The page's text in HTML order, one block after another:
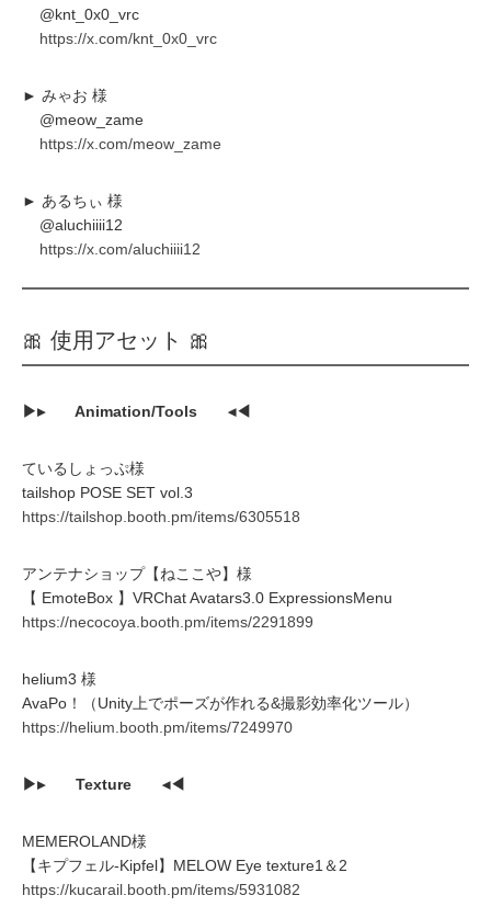
@knt_0x0_vrc
https://x.com/knt_0x0_vrc
► みゃお 様
@meow_zame
https://x.com/meow_zame
► あるちぃ 様
@aluchiiii12
https://x.com/aluchiiii12
🎀 使用アセット 🎀
▶▸ Animation/Tools ◂◀
ているしょっぷ様
tailshop POSE SET vol.3
https://tailshop.booth.pm/items/6305518
アンテナショップ【ねここや】様
【 EmoteBox 】VRChat Avatars3.0 ExpressionsMenu
https://necocoya.booth.pm/items/2291899
helium3 様
AvaPo！（Unity上でポーズが作れる&撮影効率化ツール）
https://helium.booth.pm/items/7249970
▶▸ Texture ◂◀
MEMEROLAND様
【キプフェル-Kipfel】MELOW Eye texture1＆2
https://kucarail.booth.pm/items/5931082